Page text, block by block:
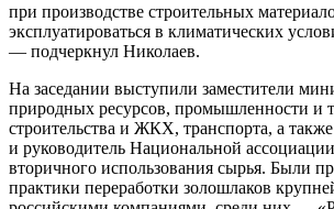
при производстве строительных
эксплуатироваться в климатических
— подчеркнул Николаев.
На заседании выступили заместители
природных ресурсов, промышленности и
строительства и ЖКХ, транспорта, а также
и руководитель Национальной
вторичного использования сырья. Были
практики переработки золошлаков